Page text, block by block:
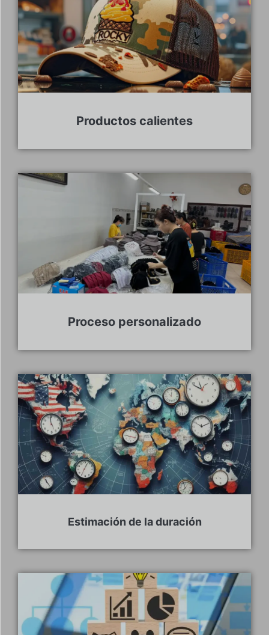
Productos calientes
Proceso personalizado
Estimación de la duración